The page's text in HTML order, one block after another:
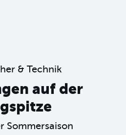
& Technik
auf der
Sommersaison